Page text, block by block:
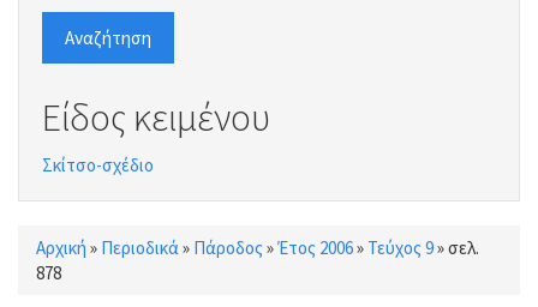
Αναζήτηση
Είδος κειμένου
Σκίτσο-σχέδιο
Είστε εδώ
Αρχική » Περιοδικά » Πάροδος »Έτος 2006» Τεύχος 9»σελ.
878